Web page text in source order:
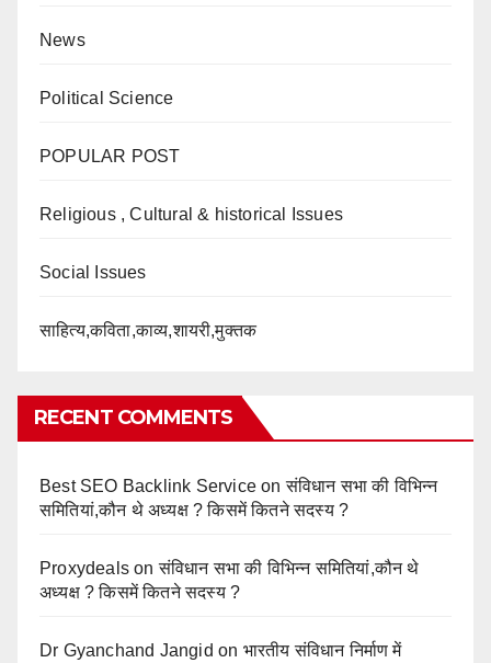
News
Political Science
POPULAR POST
Religious , Cultural & historical Issues
Social Issues
साहित्य,कविता,काव्य,शायरी,मुक्तक
RECENT COMMENTS
Best SEO Backlink Service onसंविधान सभा की विभिन्न
समितियां,कौन थे अध्यक्ष ? किसमें कितने सदस्य ?
Proxydeals onसंविधान सभा की विभिन्न समितियां,कौन थे
अध्यक्ष ? किसमें कितने सदस्य ?
Dr Gyanchand Jangid on भारतीय संविधान निर्माण में